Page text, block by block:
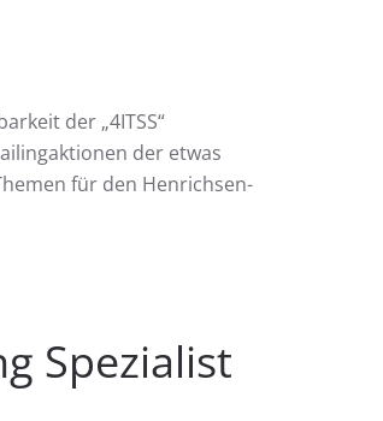
der „4ITSS“
der etwas
für den Henrichsen-
Spezialist